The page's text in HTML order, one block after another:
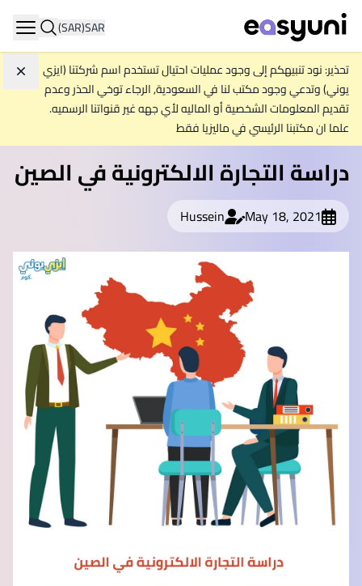
SAR
(SAR)
تحذير: نود تنبيهكم إلى وجود عمليات احتيال تستخدم اسم شركتنا (ايزي
يوني) وتدعي وجود مكتب لنا في السعودية, الرجاء توخي الحذر وعدم
تقديم المعلومات الشخصية أو الماليه لأي جهه غير قنواتنا الرسميه.
علما ان مكتبنا الرئيسي في ماليزيا فقط
دراسة التجارة الالكترونية في الصين
May 18, 2021
Hussein